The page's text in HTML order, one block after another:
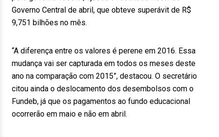
Governo Central de abril, que obteve superávit de R$
9,751 bilhões no mês.
“A diferença entre os valores é perene em 2016. Essa
mudança vai ser capturada em todos os meses deste
ano na comparação com 2015”, destacou. O secretário
citou ainda o deslocamento dos desembolsos com o
Fundeb, já que os pagamentos ao fundo educacional
ocorrerão em maio e não em abril.